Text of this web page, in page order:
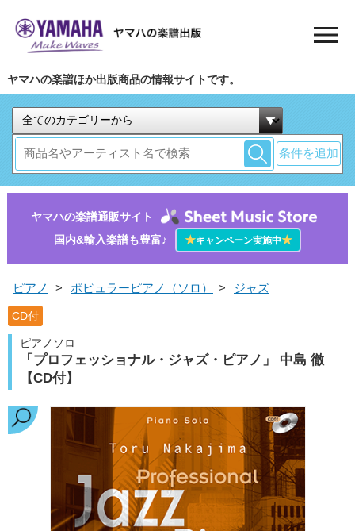
ヤマハの楽譜ほか出版商品の情報サイトです。
条件を追加
ヤマハの楽譜通販サイト
国内&輸入楽譜も豊富♪
★キャンペーン実施中★
ピアノ > ポピュラーピアノ（ソロ） > ジャズ
CD付
ピアノソロ
「プロフェッショナル・ジャズ・ピアノ」 中島 徹
【CD付】